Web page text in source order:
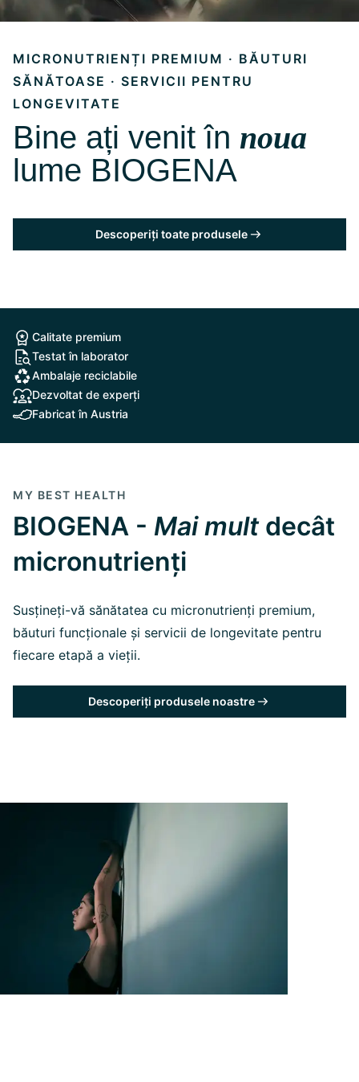
MICRONUTRIENȚI PREMIUM · BĂUTURI
SĂNĂTOASE · SERVICII PENTRU
LONGEVITATE
Bine ați venit în noua
lume BIOGENA
Descoperiți toate produsele
Calitate premium
Testat în laborator
Ambalaje reciclabile
Dezvoltat de experți
Fabricat în Austria
MY BEST HEALTH
BIOGENA - Mai multdecât
micronutrienți
Susțineți-vă sănătatea cu micronutrienți premium,
băuturi funcționale și servicii de longevitate pentru
fiecare etapă a vieții.
Descoperiți produsele noastre